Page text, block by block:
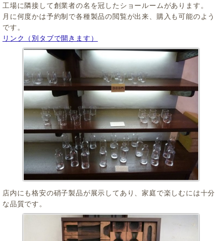
工場に隣接して創業者の名を冠したショールームがあります。
月に何度かは予約制で各種製品の閲覧が出来、購入も可能のよう
です。
リンク（別タブで開きます）
店内にも格安の硝子製品が展示してあり、家庭で楽しむには十分
な品質です。